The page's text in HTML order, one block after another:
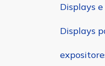
Displays
Displays